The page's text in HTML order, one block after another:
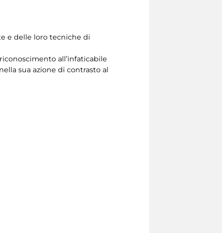
e delle loro tecniche di
all’infaticabile
sua azione di contrasto al